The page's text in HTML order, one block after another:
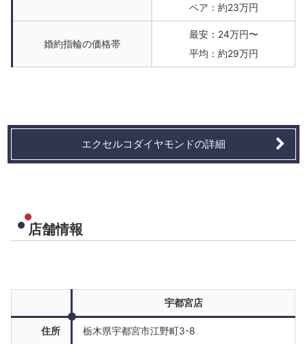
ペア：約23万円
婚約指輪の価格帯
最安：24万円〜
平均：約29万円
エクセルコダイヤモンドの詳細
店舗情報
宇都宮店
住所 栃木県宇都宮市江野町3-8